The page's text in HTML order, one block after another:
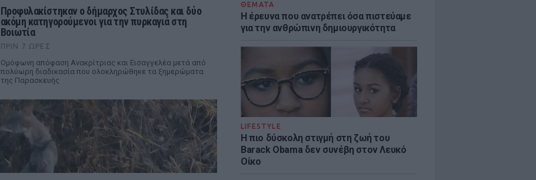
ΘΕΜΑΤΑ
Η έρευνα που ανατρέπει όσα πιστεύαμε
για την ανθρώπινη δημιουργικότητα
LIFESTYLE
Η πιο δύσκολη στιγμή στη ζωή του
Barack Obama δεν συνέβη στον Λευκό
Οίκο
Προφυλακίστηκαν ο δήμαρχος Στυλίδας και δύο
ακόμη κατηγορούμενοι για την πυρκαγιά στη
Βοιωτία
ΠΡΙΝ 7 ΏΡΕΣ
Ομόφωνη απόφαση Ανακρίτριας και Εισαγγελέα μετά από
πολύωρη διαδικασία που ολοκληρώθηκε τα ξημερώματα
της Παρασκευής